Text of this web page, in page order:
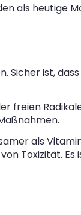
als heutige
Sicher ist,
freien
als
Toxizität.